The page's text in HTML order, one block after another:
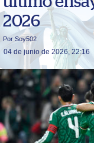
2026
Por Soy502
04 de junio de 2026, 22:16